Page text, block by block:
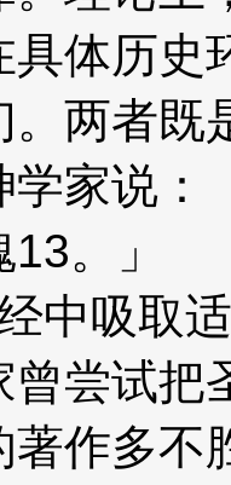
具体历史
。两者既
学家说：
。」
中吸取
曾尝试把
著作多不